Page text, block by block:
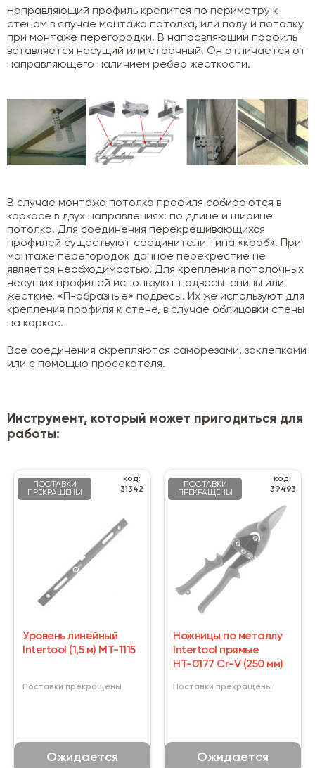
Направляющий профиль крепится по периметру к
стенам в случае монтажа потолка, или полу и потолку
при монтаже перегородки. В направляющий профиль
вставляется несущий или стоечный. Он отличается от
направляющего наличием ребер жесткости.
В случае монтажа потолка профиля собираются в
каркасе в двух направлениях: по длине и ширине
потолка. Для соединения перекрещивающихся
профилей существуют соединители типа «краб». При
монтаже перегородок данное перекрестие не
является необходимостью. Для крепления потолочных
несущих профилей используют подвесы-спицы или
жесткие, «П-образные» подвесы. Их же используют для
крепления профиля к стене, в случае облицовки стены
на каркас.
Все соединения скрепляются саморезами, заклепками
или с помощью просекателя.
Инструмент, который может пригодиться для
работы:
ПОСТАВКИ
ПРЕКРАЩЕНЫ
код:
31342
Уровень линейный
Intertool (1,5 м) MT-1115
Поставки прекращены
Ожидается
ПОСТАВКИ
ПРЕКРАЩЕНЫ
код:
39493
Ножницы по металлу
Intertool прямые
НТ-0177 Cr-V (250 мм)
Поставки прекращены
Ожидается